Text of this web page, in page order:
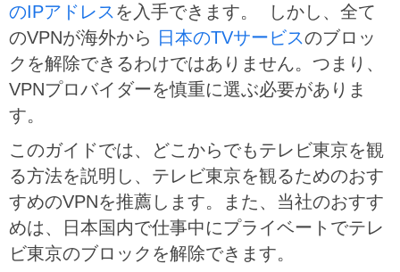
のIPアドレス を入手できます。 しかし、全て
のVPNが海外から 日本のTVサービスのブロッ
クを解除できるわけではありません。つまり、
VPNプロバイダーを慎重に選ぶ必要がありま
す。
このガイドでは、どこからでもテレビ東京を観
る方法を説明し、テレビ東京を観るためのおす
すめのVPNを推薦します。また、当社のおすす
めは、日本国内で仕事中にプライベートでテレ
ビ東京のブロックを解除できます。